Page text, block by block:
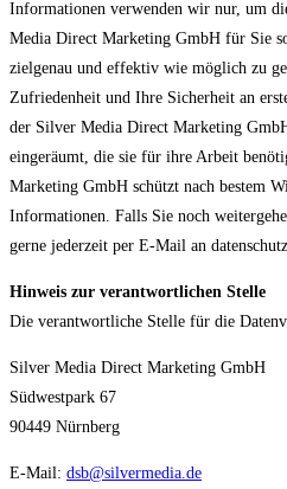
Informationen verwenden wir nur, um
Media Direct Marketing GmbH für Sie
zielgenau und effektiv wie möglich zu
Zufriedenheit und Ihre Sicherheit an
der Silver Media Direct Marketing
eingeräumt, die sie für ihre Arbeit
Marketing GmbH schützt nach bestem
Informationen. Falls Sie noch
gerne jederzeit per E-Mail an
Hinweis zur verantwortlichen Stelle
Die verantwortliche Stelle für die
Silver Media Direct Marketing GmbH
Südwestpark 67
90449 Nürnberg
E-Mail: dsb@silvermedia.de